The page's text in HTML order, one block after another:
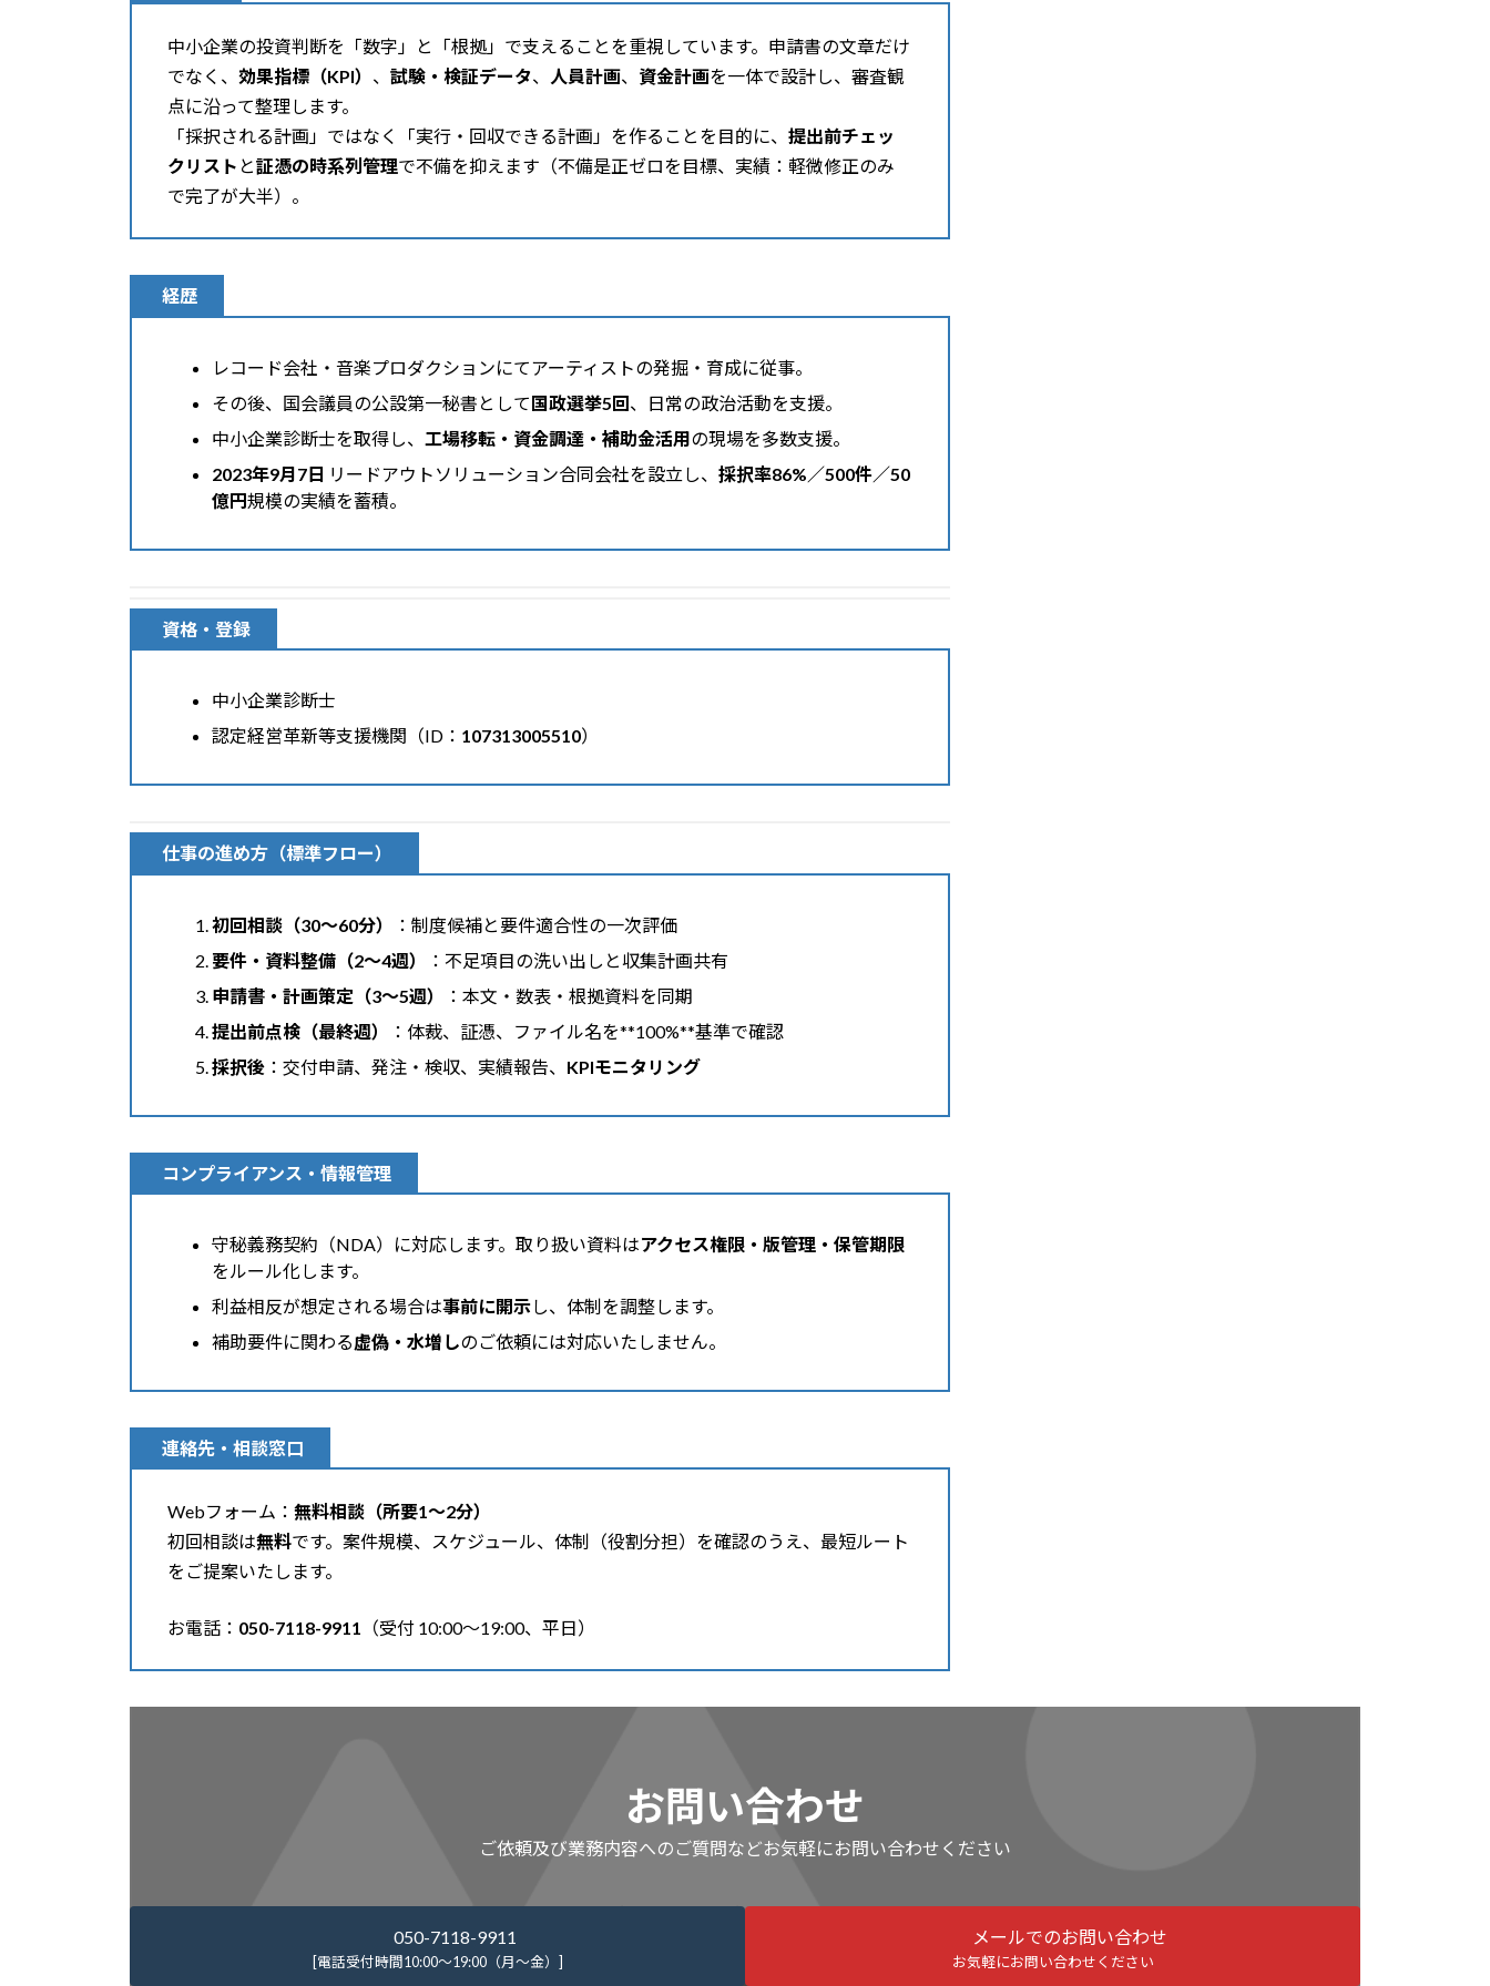
中小企業の投資判断を「数字」と「根拠」で支えることを重視しています。申請書の文章だけ
でなく、 効果指標（KPI） 、 試験・検証データ、 人員計画、 資金計画を一体で設計し、審査観
点に沿って整理します。
「採択される計画」ではなく「実行・回収できる計画」を作ることを目的に、 提出前チェッ
クリスト と証憑の時系列管理で不備を抑えます（不備是正ゼロを目標、実績：軽微修正のみ
で完了が大半）。
経歴
レコード会社・音楽プロダクションにてアーティストの発掘・育成に従事。
その後、国会議員の公設第一秘書として国政選挙5回、日常の政治活動を支援。
中小企業診断士を取得し、 工場移転・資金調達・補助金活用の現場を多数支援。
2023年9月7日 リードアウトソリューション合同会社を設立し、 採択率86%／500件／50
億円規模の実績を蓄積。
資格・登録
中小企業診断士
認定経営革新等支援機関（ID： 107313005510）
仕事の進め方（標準フロー）
初回相談（30〜60分）
：制度候補と要件適合性の一次評価
要件・資料整備（2〜4週）
：不足項目の洗い出しと収集計画共有
申請書・計画策定（3〜5週）
：本文・数表・根拠資料を同期
提出前点検（最終週）
：体裁、証憑、ファイル名を**100%**基準で確認
採択後 ：交付申請、発注・検収、実績報告、 KPIモニタリング
コンプライアンス・情報管理
守秘義務契約（NDA）に対応します。取り扱い資料はアクセス権限・版管理・保管期限
をルール化します。
利益相反が想定される場合は事前に開示し、体制を調整します。
補助要件に関わる虚偽・水増しのご依頼には対応いたしません。
連絡先・相談窓口
Webフォーム： 無料相談（所要1〜2分）
初回相談は無料です。案件規模、スケジュール、体制（役割分担）を確認のうえ、最短ルート
をご提案いたします。
お電話： 050-7118-9911 （受付 10:00〜19:00、平日）
お問い合わせ
ご依頼及び業務内容へのご質問などお気軽にお問い合わせください
050-7118-9911
[電話受付時間10:00～19:00（月～金）]
メールでのお問い合わせ
お気軽にお問い合わせください